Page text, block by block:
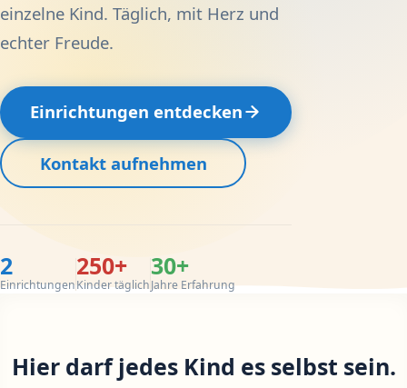
einzelne Kind. Täglich, mit Herz und
echter Freude.
Einrichtungen entdecken
Kontakt aufnehmen
2
Einrichtungen
250+
Kinder täglich
30+
Jahre Erfahrung
Hier darf jedes Kind es selbst sein.